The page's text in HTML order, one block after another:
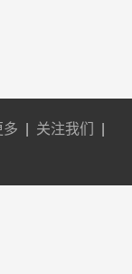
多 关注我们